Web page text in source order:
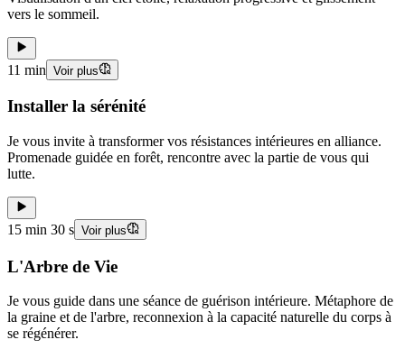
vers le sommeil.
11 min Voir plus
Installer la sérénité
Je vous invite à transformer vos résistances intérieures en alliance.
Promenade guidée en forêt, rencontre avec la partie de vous qui
lutte.
15 min 30 s Voir plus
L'Arbre de Vie
Je vous guide dans une séance de guérison intérieure. Métaphore de
la graine et de l'arbre, reconnexion à la capacité naturelle du corps à
se régénérer.